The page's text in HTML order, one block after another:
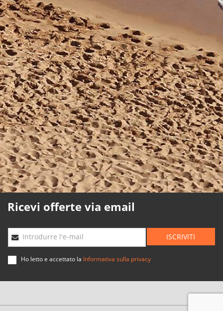
Menorca
Blog
Accesso agenzie
Note legali
Informativa sulla privacy
Politica sui cookie
Politica di qualità
Mappa Web
Planning agenzie
Sviluppato
da
Binary
Menorca
Ricevi offerte via email
Introdurre l'e-mail ISCRIVITI
Ho letto e accettato la Informativa sulla privacy